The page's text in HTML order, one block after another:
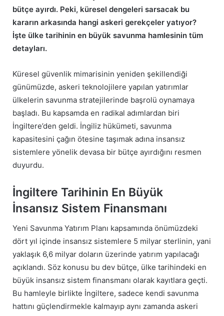
bütçe ayırdı. Peki, küresel dengeleri sarsacak bu
kararın arkasında hangi askeri gerekçeler yatıyor?
İşte ülke tarihinin en büyük savunma hamlesinin tüm
detayları.
Küresel güvenlik mimarisinin yeniden şekillendiği
günümüzde, askeri teknolojilere yapılan yatırımlar
ülkelerin savunma stratejilerinde başrolü oynamaya
başladı. Bu kapsamda en radikal adımlardan biri
İngiltere’den geldi. İngiliz hükümeti, savunma
kapasitesini çağın ötesine taşımak adına insansız
sistemlere yönelik devasa bir bütçe ayırdığını resmen
duyurdu.
İngiltere Tarihinin En Büyük
İnsansız Sistem Finansmanı
Yeni Savunma Yatırım Planı kapsamında önümüzdeki
dört yıl içinde insansız sistemlere 5 milyar sterlinin, yani
yaklaşık 6,6 milyar doların üzerinde yatırım yapılacağı
açıklandı. Söz konusu bu dev bütçe, ülke tarihindeki en
büyük insansız sistem finansmanı olarak kayıtlara geçti.
Bu hamleyle birlikte İngiltere, sadece kendi savunma
hattını güçlendirmekle kalmayıp aynı zamanda askeri